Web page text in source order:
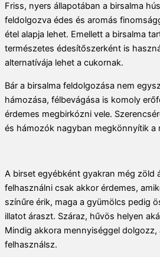
Friss, nyers állapotában a birsalma
feldolgozva édes és aromás
étel alapja lehet. Emellett a birsalma
természetes édesítőszerként is
alternatívája lehet a cukornak.
Bár a birsalma feldolgozása nem
hámozása, félbevágása is komoly
érdemes megbirkózni vele.
és hámozók nagyban megkönnyítik a
A birset egyébként gyakran még zöld
felhasználni csak akkor érdemes,
színűre érik, maga a gyümölcs pedig
illatot áraszt. Száraz, hűvös helyen
Mindig akkora mennyiséggel
felhasználsz.